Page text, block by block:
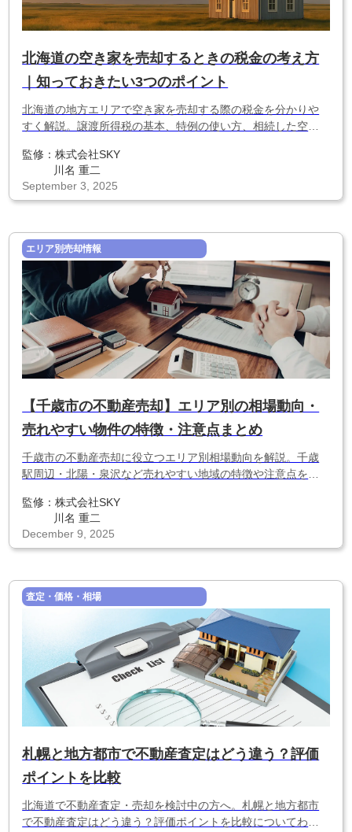
北海道の空き家を売却するときの税金の考え方
｜知っておきたい3つのポイント
北海道の地方エリアで空き家を売却する際の税金を分かりや
すく解説。譲渡所得税の基本、特例の使い方、相続した空き
監修：株式会社SKY
川名 重二
September 3, 2025
エリア別売却情報
【千歳市の不動産売却】エリア別の相場動向・
売れやすい物件の特徴・注意点まとめ
千歳市の不動産売却に役立つエリア別相場動向を解説。千歳
駅周辺・北陽・泉沢など売れやすい地域の特徴や注意点を整
めました。
監修：株式会社SKY
川名 重二
December 9, 2025
査定・価格・相場
札幌と地方都市で不動産査定はどう違う？評価
ポイントを比較
北海道で不動産査定・売却を検討中の方へ。札幌と地方都市
で不動産査定はどう違う？評価ポイントを比較についてわか